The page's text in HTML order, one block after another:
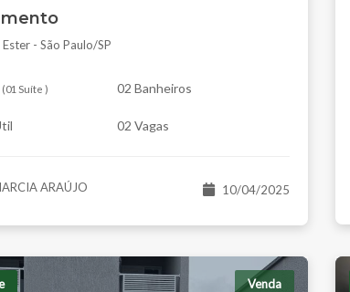
Ester - São Paulo/SP
(01 Suíte ) 02 Banheiros
02 Vagas
ARAÚJO 10/04/2025
Venda